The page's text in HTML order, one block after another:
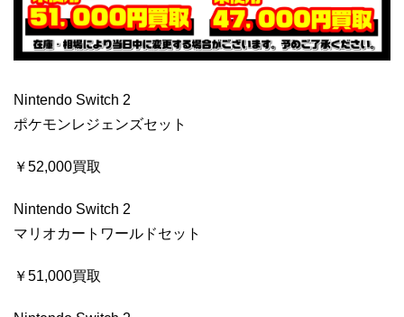
Nintendo Switch 2
ポケモンレジェンズセット
￥52,000買取
Nintendo Switch 2
マリオカートワールドセット
￥51,000買取